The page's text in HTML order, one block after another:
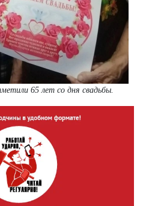
65 лет со дня свадьбы.